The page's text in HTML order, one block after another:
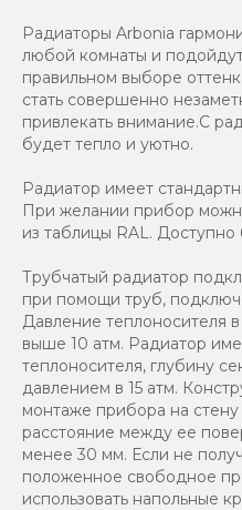
Радиаторы Arbonia
любой комнаты и
правильном выборе
стать совершенно
привлекать внимание.С
будет тепло и уютно.
Радиатор имеет
При желании прибор
из таблицы RAL.
Трубчатый радиатор
при помощи труб,
Давление теплоносителя
выше 10 атм. Радиатор
теплоносителя, глубину
давлением в 15 атм.
монтаже прибора на
расстояние между ее
менее 30 мм. Если не
положенное свободное
использовать напольные